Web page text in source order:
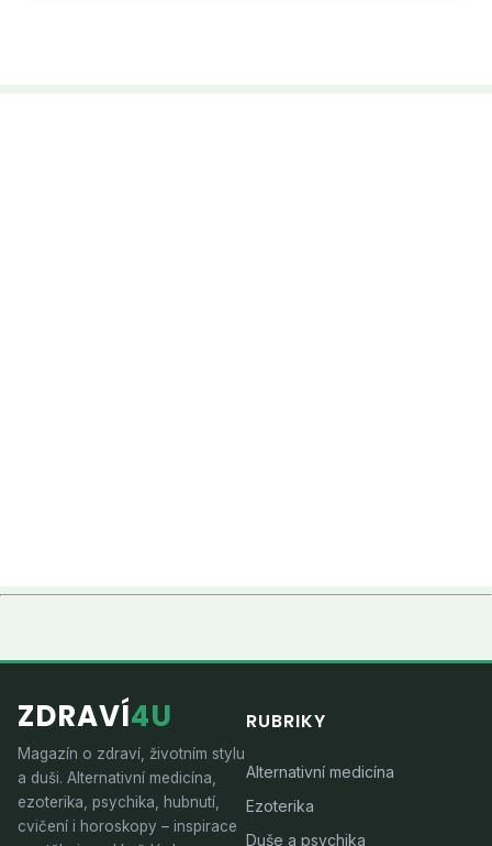
ZDRAVÍ4U
Magazín o zdraví, životním stylu
a duši. Alternativní medicína,
ezoterika, psychika, hubnutí,
cvičení i horoskopy – inspirace
RUBRIKY
Alternativní medicína
Ezoterika
Duše a psychika